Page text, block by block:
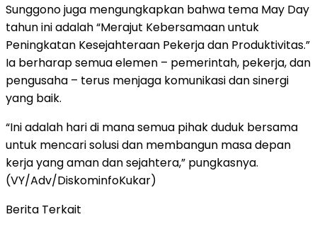
Sunggono juga mengungkapkan bahwa tema May Day
tahun ini adalah “Merajut Kebersamaan untuk
Peningkatan Kesejahteraan Pekerja dan Produktivitas.”
Ia berharap semua elemen – pemerintah, pekerja, dan
pengusaha – terus menjaga komunikasi dan sinergi
yang baik.
“Ini adalah hari di mana semua pihak duduk bersama
untuk mencari solusi dan membangun masa depan
kerja yang aman dan sejahtera,” pungkasnya.
(VY/Adv/DiskominfoKukar)
Berita Terkait